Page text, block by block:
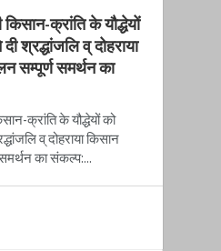
क्रांति के यौद्धेयों
श्रद्धांजलि व् दोहराया
सम्पूर्ण समर्थन का
क्रांति के यौद्धेयों को
व् दोहराया किसान
का संकल्प:...